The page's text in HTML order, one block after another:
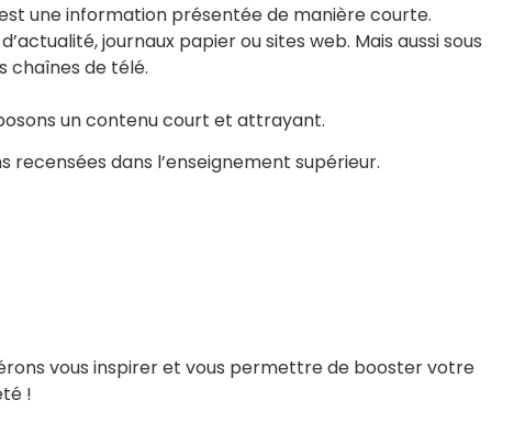
une information présentée de manière courte.
journaux papier ou sites web. Mais aussi sous
chaînes de télé.
un contenu court et attrayant.
recensées dans l’enseignement supérieur.
vous inspirer et vous permettre de booster votre
!